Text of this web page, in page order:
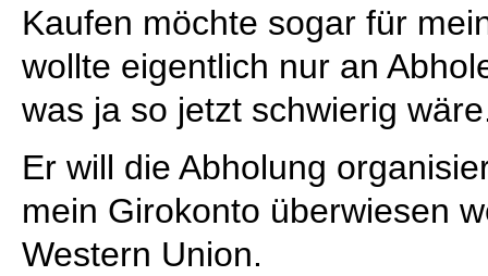
Kaufen möchte sogar für
wollte eigentlich nur an
was ja so jetzt schwierig
Er will die Abholung
mein Girokonto überwiesen
Western Union.